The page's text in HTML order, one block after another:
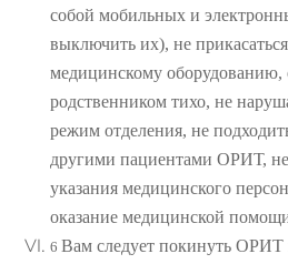
собой мобильных и
выключить их), не
медицинскому
родственником тихо, не
режим отделения, не
другими пациентами ОРИТ,
указания медицинского
оказание медицинской
6 Вам следует покинуть ОРИТ